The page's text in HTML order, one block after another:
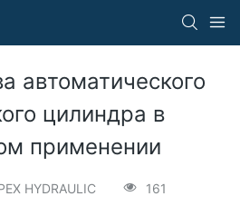
автоматического
цилиндра в
применении
HYDRAULIC 161